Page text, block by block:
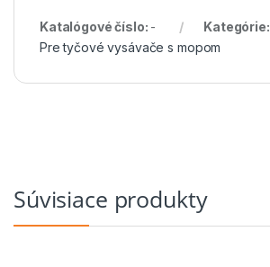
Katalógové číslo: - Kategórie:
Pre tyčové vysávače s mopom
Súvisiace produkty